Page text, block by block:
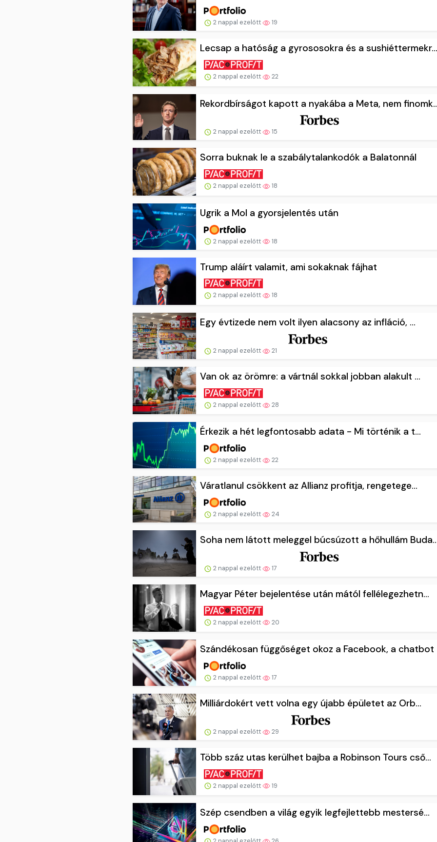
2 nappal ezelőtt 19
Lecsap a hatóság a gyrososokra és a sushiéttermekr...
2 nappal ezelőtt 22
Rekordbírságot kapott a nyakába a Meta, nem
2 nappal ezelőtt 15
Sorra buknak le a szabálytalankodók a Balatonnál
2 nappal ezelőtt 18
Ugrik a Mol a gyorsjelentés után
2 nappal ezelőtt 18
Trump aláírt valamit, ami sokaknak fájhat
2 nappal ezelőtt 18
Egy évtizede nem volt ilyen alacsony az infláció, ...
2 nappal ezelőtt 21
Van ok az örömre: a vártnál sokkal jobban alakult ...
2 nappal ezelőtt 28
Érkezik a hét legfontosabb adata - Mi történik a t...
2 nappal ezelőtt 22
Váratlanul csökkent az Allianz profitja, rengetege...
2 nappal ezelőtt 24
Soha nem látott meleggel búcsúzott a hőhullám
2 nappal ezelőtt 17
Magyar Péter bejelentése után mától fellélegezhetn...
2 nappal ezelőtt 20
Szándékosan függőséget okoz a Facebook, a chatbot
2 nappal ezelőtt 17
Milliárdokért vett volna egy újabb épületet az Orb...
2 nappal ezelőtt 29
Több száz utas kerülhet bajba a Robinson Tours cső...
2 nappal ezelőtt 19
Szép csendben a világ egyik legfejlettebb mestersé...